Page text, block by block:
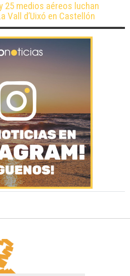
25 medios aéreos luchan
Vall d’Uixó en Castellón